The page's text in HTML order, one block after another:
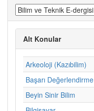
Alt Konular
Arkeoloji (Kazıbilim)
Başarı Değerlendirme
Beyin Sinir Bilim